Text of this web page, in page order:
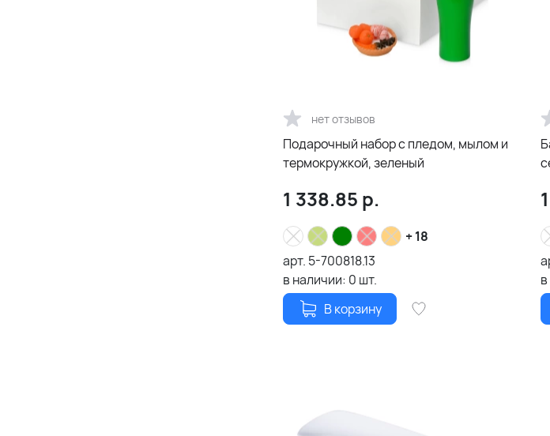
нет отзывов
Подарочный набор с пледом, мылом и
термокружкой, зеленый
1 338.85 р.
+ 18
арт. 5-700818.13
в наличии: 0 шт.
В корзину